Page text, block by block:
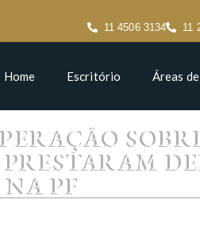
11 4506 3134 11
Home Escritório Áreas
NA PF